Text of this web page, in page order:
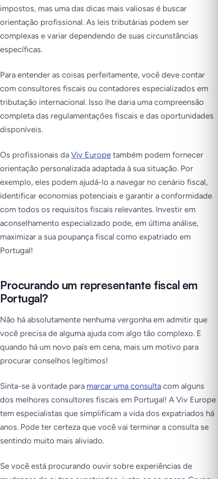
impostos, mas uma das dicas mais valiosas é buscar
orientação profissional. As leis tributárias podem ser
complexas e variar dependendo de suas circunstâncias
específicas.
Para entender as coisas perfeitamente, você deve contar
com consultores fiscais ou contadores especializados em
tributação internacional. Isso lhe daria uma compreensão
completa das regulamentações fiscais e das oportunidades
disponíveis.
Os profissionais da Viv Europe também podem fornecer
orientação personalizada adaptada à sua situação. Por
exemplo, eles podem ajudá-lo a navegar no cenário fiscal,
identificar economias potenciais e garantir a conformidade
com todos os requisitos fiscais relevantes. Investir em
aconselhamento especializado pode, em última análise,
maximizar a sua poupança fiscal como expatriado em
Portugal!
Procurando um representante fiscal em
Portugal?
Não há absolutamente nenhuma vergonha em admitir que
você precisa de alguma ajuda com algo tão complexo. E
quando há um novo país em cena, mais um motivo para
procurar conselhos legítimos!
Sinta-se à vontade para marcar uma consulta com alguns
dos melhores consultores fiscais em Portugal! A Viv Europe
tem especialistas que simplificam a vida dos expatriados há
anos. Pode ter certeza que você vai terminar a consulta se
sentindo muito mais aliviado.
Se você está procurando ouvir sobre experiências de